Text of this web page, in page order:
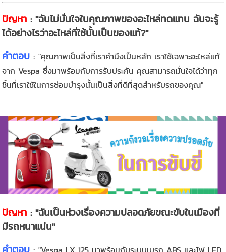
ปัญหา : "ฉันไม่มั่นใจในคุณภาพของอะไหล่ทดแทน ฉันจะรู้
ได้อย่างไรว่าอะไหล่ที่ใช้นั้นเป็นของแท้?"
คำตอบ :"คุณภาพเป็นสิ่งที่เราคำนึงเป็นหลัก เราใช้เฉพาะอะไหล่แท้
จาก Vespa ซึ่งมาพร้อมกับการรับประกัน คุณสามารถมั่นใจได้ว่าทุก
ชิ้นที่เราใช้ในการซ่อมบำรุงนั้นเป็นสิ่งที่ดีที่สุดสำหรับรถของคุณ"
ปัญหา : "ฉันเป็นห่วงเรื่องความปลอดภัยขณะขับในเมืองที่
มีรถหนาแน่น"